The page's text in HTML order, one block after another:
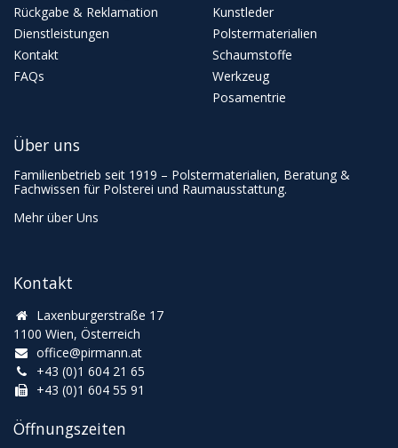
Rückgabe & Reklamation
Dienstleistungen
Kontakt
FAQs
Kunstleder
Polstermaterialien
Schaumstoffe
Werkzeug
Posamentrie
Kontakt
Laxenburgerstraße 17
1100 Wien, Österreich
office@pirmann.at
+43 (0)1 604 21 65
+43 (0)1 604 55 91
Öffnungszeiten
Über uns
Familienbetrieb seit 1919 – Polstermaterialien, Beratung &
Fachwissen für Polsterei und Raumausstattung.
Mehr über Uns